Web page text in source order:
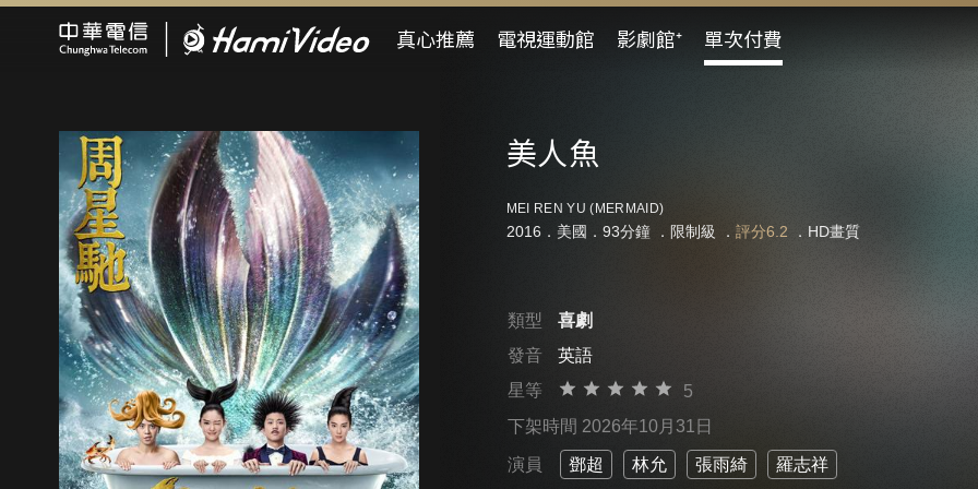
真心推薦 電視運動館 影劇館⁺ 單次付費
美人魚
MEI REN YU (MERMAID)
2016．美國．93分鐘 ． 限制級 ． 評分6.2 ．HD畫質
類型
喜劇
發音
英語
星等
5
下架時間 2026年10月31日
演員 鄧超 林允 張雨綺 羅志祥